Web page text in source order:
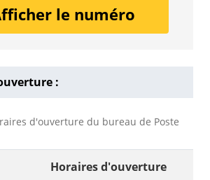
le numéro
:
d'ouverture du bureau de Poste
Horaires d'ouverture